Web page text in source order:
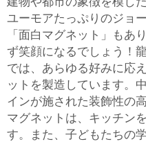
ユーモアたっぷりのジョ
「面白マグネット」もあ
ず笑顔になるでしょう！
では、あらゆる好みに応
ットを製造しています。
インが施された装飾性の
マグネットは、キッチン
す。また、子どもたちの